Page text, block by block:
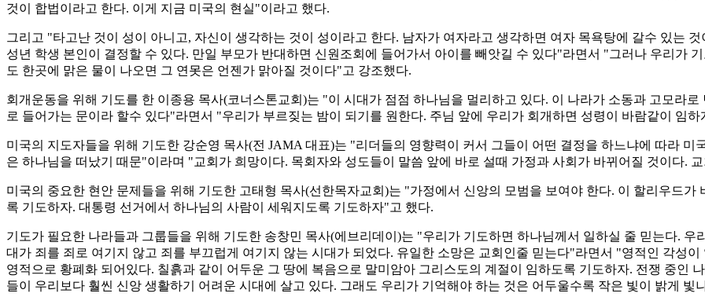
것이 합법이라고 한다. 이게 지금 미국의 현실"이라고 했다.
그리고 "타고난 것이 성이 아니고, 자신이 생각하는 것이 성이라고 한다. 남자가 여자라고 생각하면 여자 목욕탕에 갈수 있는
성년 학생 본인이 결정할 수 있다. 만일 부모가 반대하면 신원조회에 들어가서 아이를 빼앗길 수 있다"라면서 "그러나 우리가
도 한곳에 맑은 물이 나오면 그 연못은 언젠가 맑아질 것이다"고 강조했다.
회개운동을 위해 기도를 한 이종용 목사(코너스톤교회)는 "이 시대가 점점 하나님을 멀리하고 있다. 이 나라가 소동과 고모라
로 들어가는 문이라 할수 있다"라면서 "우리가 부르짖는 밤이 되기를 원한다. 주님 앞에 우리가 회개하면 성령이 바람같이 임
미국의 지도자들을 위해 기도한 강순영 목사(전 JAMA 대표)는 "리더들의 영향력이 커서 그들이 어떤 결정을 하느냐에 따라
은 하나님을 떠났기 때문"이라며 "교회가 희망이다. 목회자와 성도들이 말씀 앞에 바로 설때 가정과 사회가 바뀌어질 것이다.
미국의 중요한 현안 문제들을 위해 기도한 고태형 목사(선한목자교회)는 "가정에서 신앙의 모범을 보여야 한다. 이 할리우드
록 기도하자. 대통령 선거에서 하나님의 사람이 세워지도록 기도하자"고 했다.
기도가 필요한 나라들과 그룹들을 위해 기도한 송창민 목사(에브리데이)는 "우리가 기도하면 하나님께서 일하실 줄 믿는다.
대가 죄를 죄로 여기지 않고 죄를 부끄럽게 여기지 않는 시대가 되었다. 유일한 소망은 교회인줄 믿는다"라면서 "영적인 각성
영적으로 황폐화 되어있다. 칠흙과 같이 어두운 그 땅에 복음으로 말미암아 그리스도의 계절이 임하도록 기도하자. 전쟁 중인
들이 우리보다 훨씬 신앙 생활하기 어려운 시대에 살고 있다. 그래도 우리가 기억해야 하는 것은 어두울수록 작은 빛이 밝게